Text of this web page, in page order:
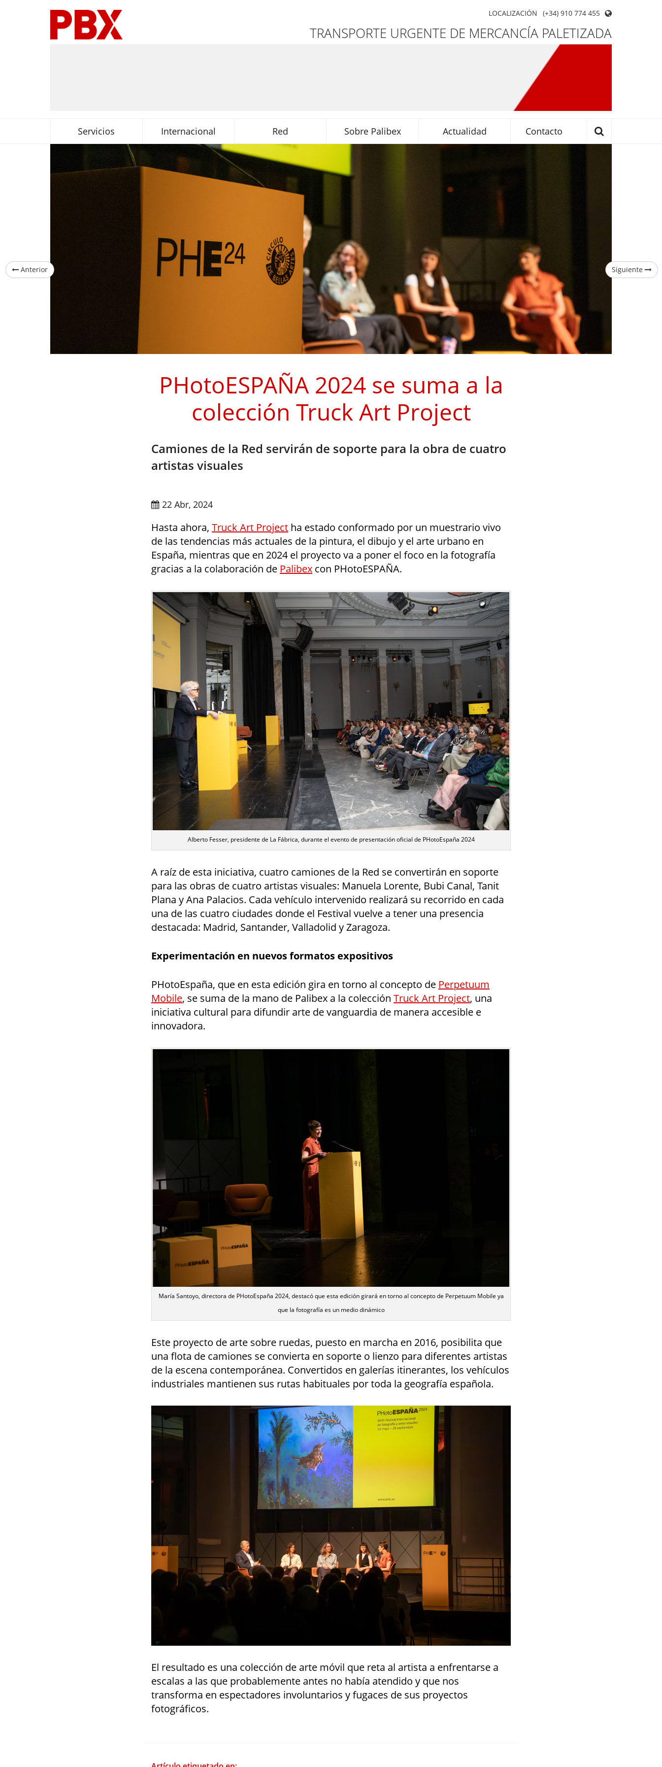
LOCALIZACIÓN (+34) 910 774 455
TRANSPORTE URGENTE DE MERCANCÍA PALETIZADA
Servicios Internacional Red Sobre Palibex Actualidad Contacto
PHotoESPAÑA 2024 se suma a la
colección Truck Art Project
Camiones de la Red servirán de soporte para la obra de cuatro
artistas visuales
22 Abr, 2024
Hasta ahora, Truck Art Project ha estado conformado por un muestrario vivo
de las tendencias más actuales de la pintura, el dibujo y el arte urbano en
España, mientras que en 2024 el proyecto va a poner el foco en la fotografía
gracias a la colaboración de Palibex con PHotoESPAÑA.
Alberto Fesser, presidente de La Fábrica, durante el evento de presentación oficial de PHotoEspaña 2024
A raíz de esta iniciativa, cuatro camiones de la Red se convertirán en soporte
para las obras de cuatro artistas visuales: Manuela Lorente, Bubi Canal, Tanit
Plana y Ana Palacios. Cada vehículo intervenido realizará su recorrido en cada
una de las cuatro ciudades donde el Festival vuelve a tener una presencia
destacada: Madrid, Santander, Valladolid y Zaragoza.
Experimentación en nuevos formatos expositivos
PHotoEspaña, que en esta edición gira en torno al concepto de Perpetuum
Mobile, se suma de la mano de Palibex a la colección Truck Art Project, una
iniciativa cultural para difundir arte de vanguardia de manera accesible e
innovadora.
María Santoyo, directora de PHotoEspaña 2024, destacó que esta edición girará en torno al concepto de Perpetuum Mobile ya
que la fotografía es un medio dinámico
Este proyecto de arte sobre ruedas, puesto en marcha en 2016, posibilita que
una flota de camiones se convierta en soporte o lienzo para diferentes artistas
de la escena contemporánea. Convertidos en galerías itinerantes, los vehículos
industriales mantienen sus rutas habituales por toda la geografía española.
El resultado es una colección de arte móvil que reta al artista a enfrentarse a
escalas a las que probablemente antes no había atendido y que nos
transforma en espectadores involuntarios y fugaces de sus proyectos
fotográficos.
Anterior Siguiente